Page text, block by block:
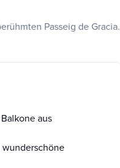
Passeig de Gracia.
aus